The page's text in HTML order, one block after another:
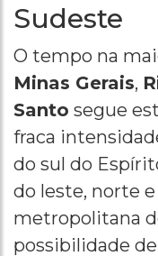
Sudeste
O tempo na
Minas Gerais,
Santo segue
fraca
do sul do
do leste, norte
metropolitana
possibilidade